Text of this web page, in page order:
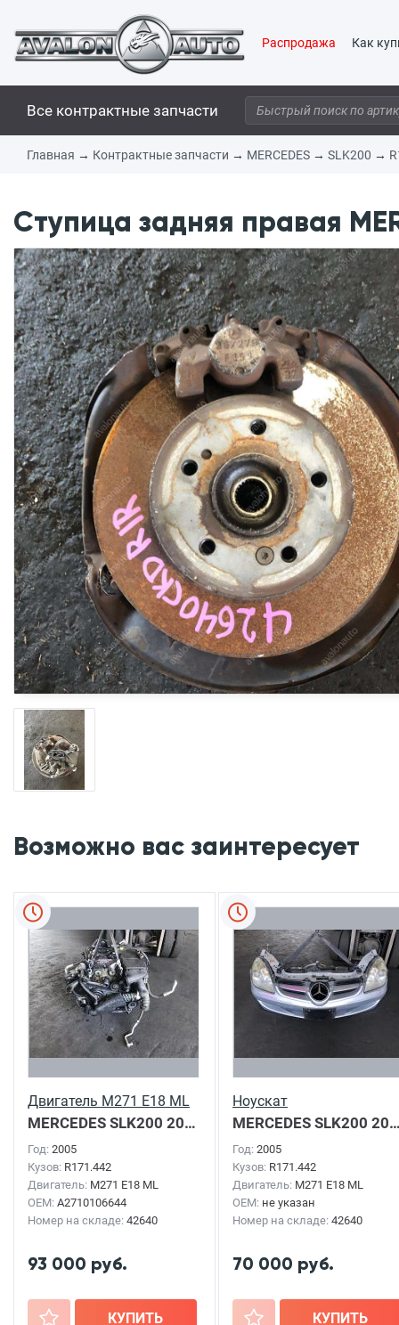
Распродажа Как
Все контрактные запчасти
Главная → Контрактные запчасти → MERCEDES → SLK200 →
Ступица задняя правая
Возможно вас заинтересует
Двигатель M271 E18 ML
MERCEDES SLK200 2005г.
Год: 2005
Кузов: R171.442
Двигатель: M271 E18 ML
OEM: A2710106644
Номер на складе: 42640
93 000 руб.
+ КУПИТЬ
Ноускат
MERCEDES SLK200 2005г.
Год: 2005
Кузов: R171.442
Двигатель: M271 E18 ML
OEM: не указан
Номер на складе: 42640
70 000 руб.
+ КУПИТЬ